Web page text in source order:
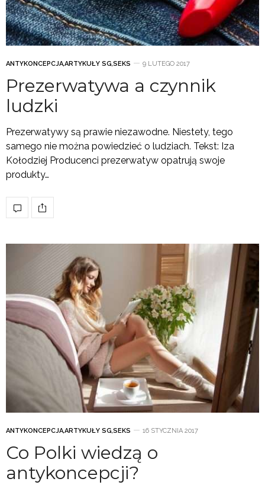
ANTYKONCEPCJA,ARTYKUŁY SG,SEKS 9 LUTEGO 2017
Prezerwatywa a czynnik
ludzki
Prezerwatywy są prawie niezawodne. Niestety, tego
samego nie można powiedzieć o ludziach. Tekst: Iza
Kołodziej Producenci prezerwatyw opatrują swoje
produkty…
ANTYKONCEPCJA,ARTYKUŁY SG,SEKS 16 STYCZNIA 2017
Co Polki wiedzą o
antykoncepcji?